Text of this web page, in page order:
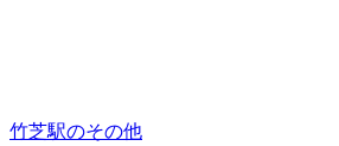
竹芝駅のその他